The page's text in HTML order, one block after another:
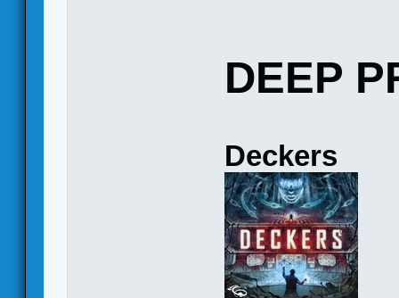
DEEP
Deckers